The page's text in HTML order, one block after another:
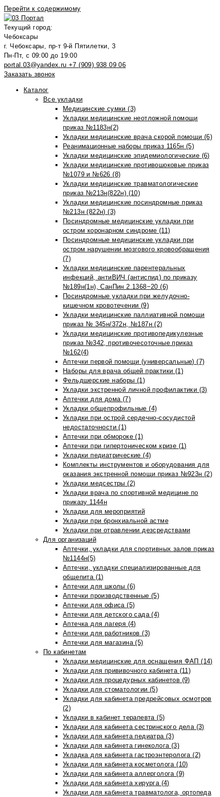
Перейти к содержимому
Текущий город:
Чебоксары
г. Чебоксары, пр-т 9-й Пятилетки, 3
Пн-Пт, с 09:00 до 19:00
portal.03@yandex.ru +7 (909) 938 09 06
Заказать звонок
Каталог
Все укладки
Медицинские сумки (3)
Укладки медицинские неотложной помощи
приказ №1183н(2)
Укладки медицинские врача скорой помощи (6)
Реанимационные наборы приказ 1165н (5)
Укладки медицинские эпидемиологические (6)
Укладки медицинские противошоковые приказ
№1079 и №626 (8)
Укладки медицинские травматологические
приказ №213н(822н) (10)
Укладки медицинские посиндромные приказ
№213н (822н) (3)
Посиндромные медицинские укладки при
остром коронарном синдроме (11)
Посиндромные медицинские укладки при
остром нарушении мозгового кровообращения
(7)
Укладки медицинские парентеральных
инфекций, антиВИЧ (антиспид) по приказу
№189н(1н), СанПин 2.1368−20 (6)
Посиндромные укладки при желудочно-
кишечном кровотечении (9)
Укладки медицинские паллиативной помощи
приказ № 345н/372н, №187н (2)
Укладки медицинские противопедикулезные
приказ №342, противочесоточные приказ
№162(4)
Аптечки первой помощи (универсальные) (7)
Наборы для врача общей практики (1)
Фельдшерские наборы (1)
Укладки экстренной личной профилактики (3)
Аптечки для дома (7)
Укладки общепрофильные (4)
Укладки при острой сердечно-сосудистой
недостаточности (1)
Аптечки при обмороке (1)
Аптечки при гипертоническом кризе (1)
Укладки педиатрические (4)
Комплекты инструментов и оборудования для
оказания экстренной помощи приказ №923н (2)
Укладки медсестры (2)
Укладки врача по спортивной медицине по
приказу 1144н
Укладки для мероприятий
Укладки при бронхиальной астме
Укладки при отравлении дезсредствами
Для организаций
Аптечки, укладки для спортивных залов приказ
№1144н(5)
Аптечки, укладки специализированные для
общепита (1)
Аптечки для школы (6)
Аптечки производственные (5)
Аптечки для офиса (5)
Аптечки для детского сада (4)
Аптечка для лагеря (4)
Аптечки для работников (3)
Аптечки для магазина (5)
По кабинетам
Укладки медицинские для оснащения ФАП (14)
Укладки для прививочного кабинета (11)
Укладки для процедурных кабинетов (9)
Укладки для стоматологии (5)
Укладки для кабинета предрейсовых осмотров
(2)
Укладки в кабинет терапевта (5)
Укладки для кабинета сестринского дела (3)
Укладки для кабинета педиатра (3)
Укладки для кабинета гинеколога (3)
Укладка для кабинета гастроэнтеролога (2)
Укладки для кабинета косметолога (10)
Укладки для кабинета аллерголога (9)
Укладки для кабинета хирурга (4)
Укладки для кабинета травматолога, ортопеда